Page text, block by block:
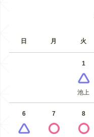
日 月 火
1
池上
6 7 8